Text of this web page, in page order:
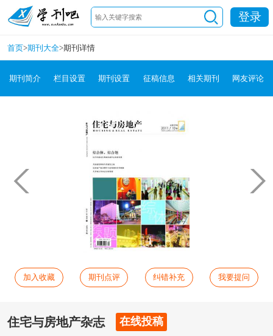
登录
首页>期刊大全>期刊详情
期刊简介 栏目设置 期刊设置 征稿信息 相关期刊 网友评论
加入收藏 期刊点评 纠错补充 我要提问
住宅与房地产杂志 在线投稿